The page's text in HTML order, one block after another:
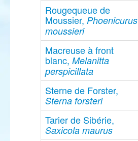
Rougequeue de
Moussier, Phoenicurus
moussieri
Macreuse à front
blanc, Melanitta
perspicillata
Sterne de Forster,
Sterna forsteri
Tarier de Sibérie,
Saxicola maurus